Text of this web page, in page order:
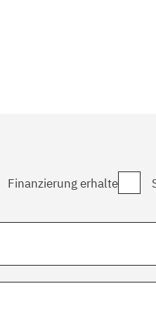
Finanzierung erhalten